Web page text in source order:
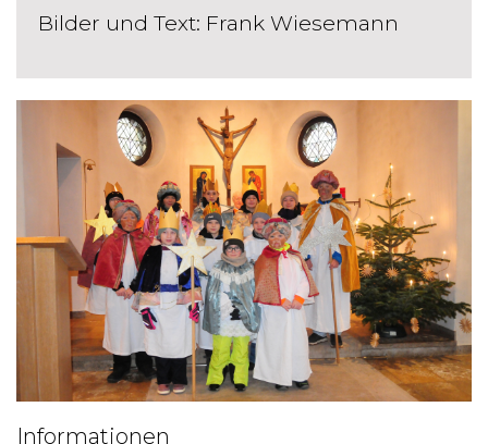
Bilder und Text: Frank Wiesemann
Informationen